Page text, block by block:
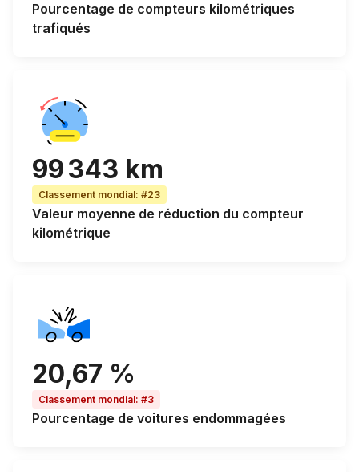
Pourcentage de compteurs kilométriques
trafiqués
99 343 km
Classement mondial: #23
Valeur moyenne de réduction du compteur
kilométrique
20,67 %
Classement mondial: #3
Pourcentage de voitures endommagées